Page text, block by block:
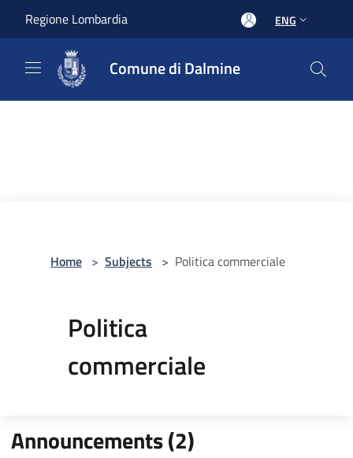
Regione Lombardia ENG
Comune di Dalmine
Home > Subjects > Politica commerciale
Politica
commerciale
Announcements (2)